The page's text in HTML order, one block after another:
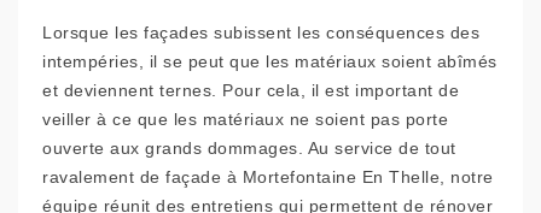
Lorsque les façades subissent les conséquences des
intempéries, il se peut que les matériaux soient abîmés
et deviennent ternes. Pour cela, il est important de
veiller à ce que les matériaux ne soient pas porte
ouverte aux grands dommages. Au service de tout
ravalement de façade à Mortefontaine En Thelle, notre
équipe réunit des entretiens qui permettent de rénover